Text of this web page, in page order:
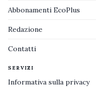
Abbonamenti EcoPlus
Redazione
Contatti
SERVIZI
Informativa sulla privacy